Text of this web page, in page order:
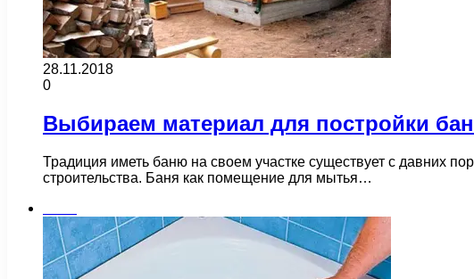
28.11.2018
0
Выбираем материал для постройки
Традиция иметь баню на своем участке существует с давних
строительства. Баня как помещение для мытья…